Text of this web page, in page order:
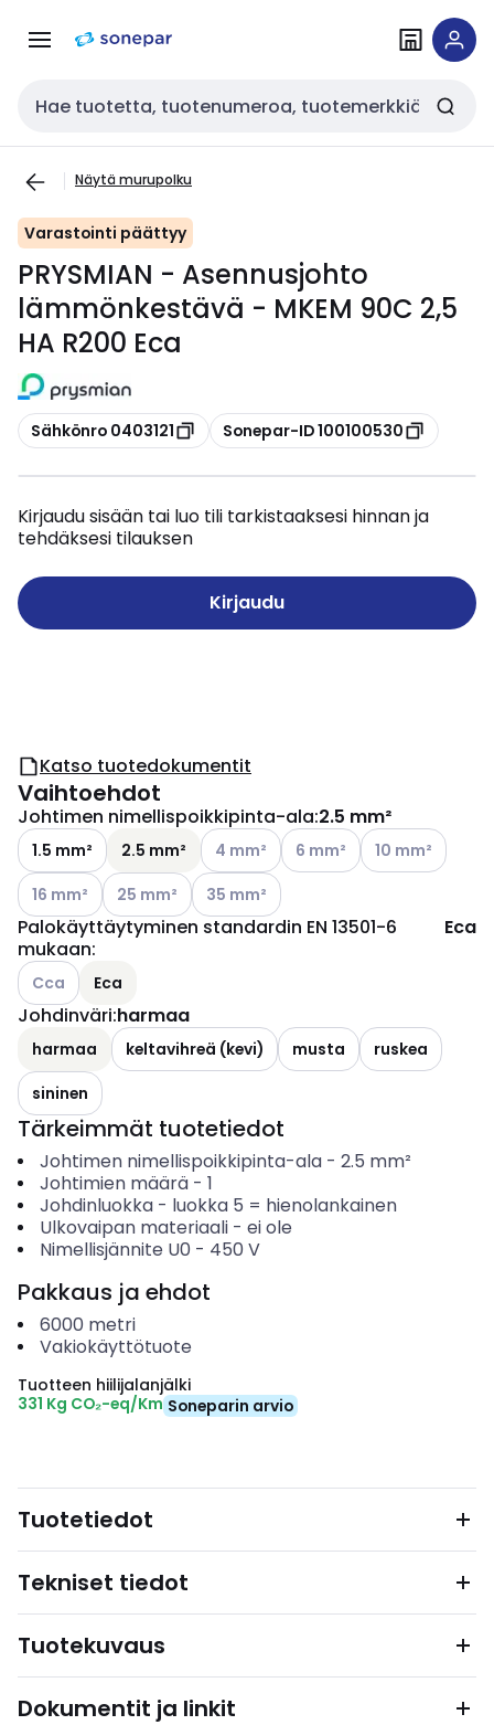
navigointiinsisältöön
Haku
Näytä murupolku
Varastointi päättyy
PRYSMIAN - Asennusjohto
lämmönkestävä - MKEM 90C 2,5
HA R200 Eca
Kopioi
Sähkönro 0403121 Kopioi
Sonepar-ID 100100530
Kirjaudu sisään tai luo tili tarkistaaksesi hinnan ja
tehdäksesi tilauksen
Kirjaudu
Katso tuotedokumentit
Vaihtoehdot
Johtimen nimellispoikkipinta-ala:2.5 mm²
1.5 mm² 2.5 mm² Katso käytettävissä olevat
4 mm² Katso käytettävissä olevat
6 mm² Katso
10 mm²
Katso käytettävissä olevat vaihtoehdot
16 mm² Katso käytettävissä olevat vaihtoehdot
25 mm² Katso käytettävissä olevat vaihtoehdot
35 mm²
Palokäyttäytyminen standardin EN 13501-6
mukaan:
Eca
Katso käytettävissä olevat vaihtoehdot
Cca Eca
Johdinväri:harmaa
harmaa keltavihreä (kevi) musta
ruskea
sininen
Tärkeimmät tuotetiedot
Johtimen nimellispoikkipinta-ala- 2.5 mm²
Johtimien määrä- 1
Johdinluokka- luokka 5 = hienolankainen
Ulkovaipan materiaali- ei ole
Nimellisjännite U0 - 450 V
Pakkaus ja ehdot
6000 metri
Vakiokäyttötuote
Tuotteen hiilijalanjälki
331 Kg CO₂-eq/Km Soneparin arvio
Tuotetiedot
Tekniset tiedot
Tuotekuvaus
Dokumentit ja linkit